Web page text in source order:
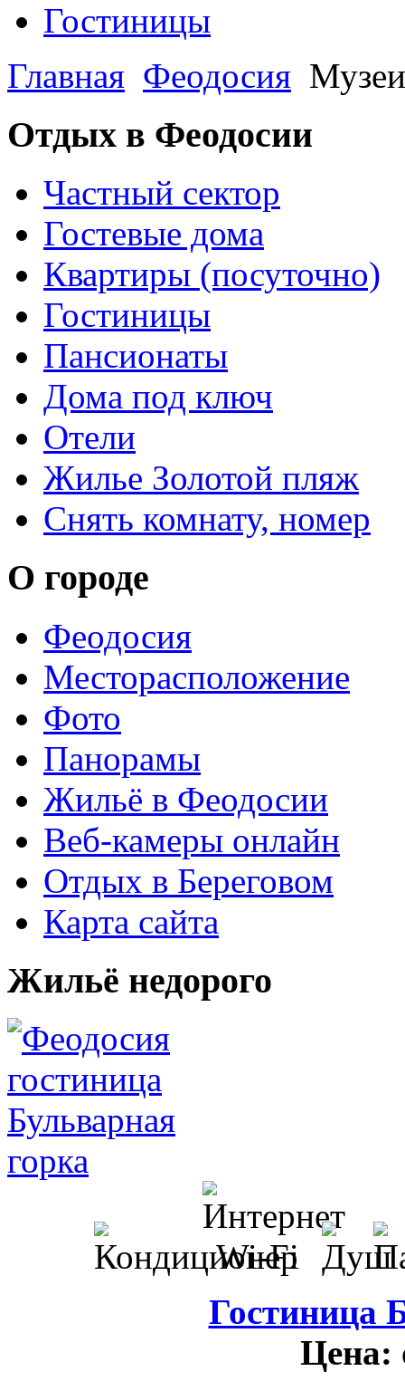
Гостиницы
Главная Феодосия
Отдых в Феодосии
Частный сектор
Гостевые дома
Квартиры (посуточно)
Гостиницы
Пансионаты
Дома под ключ
Отели
Жилье Золотой пляж
Снять комнату, номер
О городе
Феодосия
Месторасположение
Фото
Панорамы
Жильё в Феодосии
Веб-камеры онлайн
Отдых в Береговом
Карта сайта
Жильё недорого
Гостиница
Цена: